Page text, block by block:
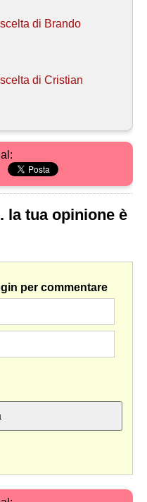
di Brando
di Cristian
la tua opinione è
per commentare